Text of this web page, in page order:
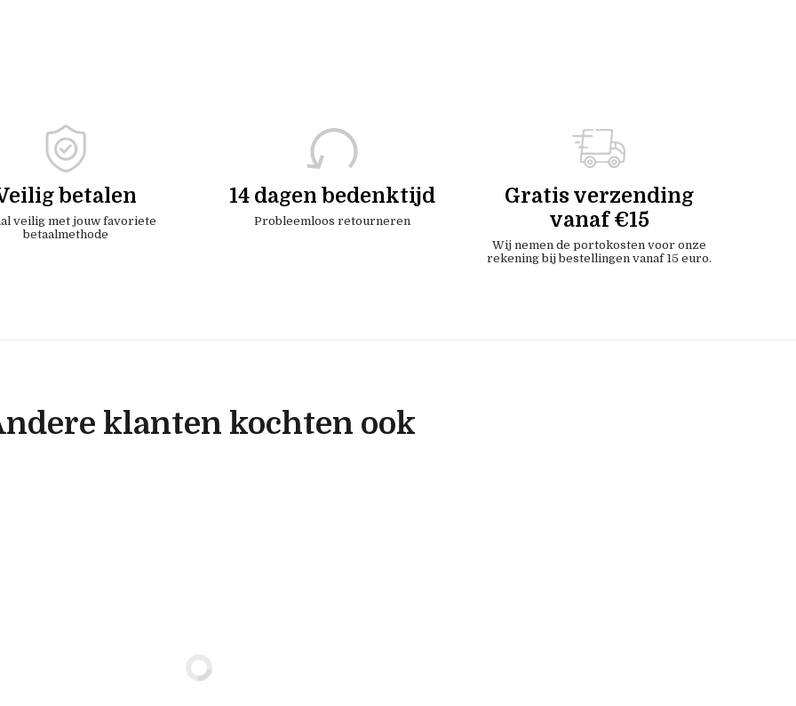
betalen
veilig met jouw favoriete
betaalmethode
14 dagen bedenktijd
Probleemloos retourneren
Gratis verzending
vanaf €15
Wij nemen de portokosten voor onze
rekening bij bestellingen vanaf 15 euro.
klanten kochten ook